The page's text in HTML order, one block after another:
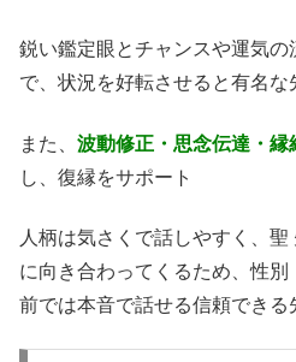
鋭い鑑定眼とチャンスや運気の
で、状況を好転させると有名な
また、 波動修正・思念伝達・縁
し、復縁をサポート
人柄は気さくで話しやすく、
に向き合わってくるため、性
前では本音で話せる信頼できる